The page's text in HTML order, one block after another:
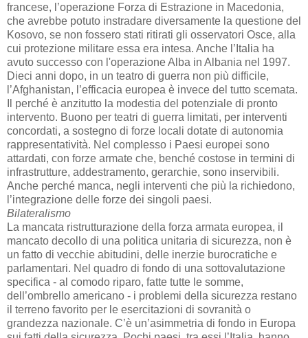
francese, l’operazione Forza di Estrazione in Macedonia,
che avrebbe potuto instradare diversamente la questione del
Kosovo, se non fossero stati ritirati gli osservatori Osce, alla
cui protezione militare essa era intesa. Anche l’Italia ha
avuto successo con l'operazione Alba in Albania nel 1997.
Dieci anni dopo, in un teatro di guerra non più difficile,
l’Afghanistan, l’efficacia europea è invece del tutto scemata.
Il perché è anzitutto la modestia del potenziale di pronto
intervento. Buono per teatri di guerra limitati, per interventi
concordati, a sostegno di forze locali dotate di autonomia
rappresentatività. Nel complesso i Paesi europei sono
attardati, con forze armate che, benché costose in termini di
infrastrutture, addestramento, gerarchie, sono inservibili.
Anche perché manca, negli interventi che più la richiedono,
l’integrazione delle forze dei singoli paesi.
Bilateralismo
La mancata ristrutturazione della forza armata europea, il
mancato decollo di una politica unitaria di sicurezza, non è
un fatto di vecchie abitudini, delle inerzie burocratiche e
parlamentari. Nel quadro di fondo di una sottovalutazione
specifica - al comodo riparo, fatte tutte le somme,
dell’ombrello americano - i problemi della sicurezza restano
il terreno favorito per le esercitazioni di sovranità o
grandezza nazionale. C’è un’asimmetria di fondo in Europa